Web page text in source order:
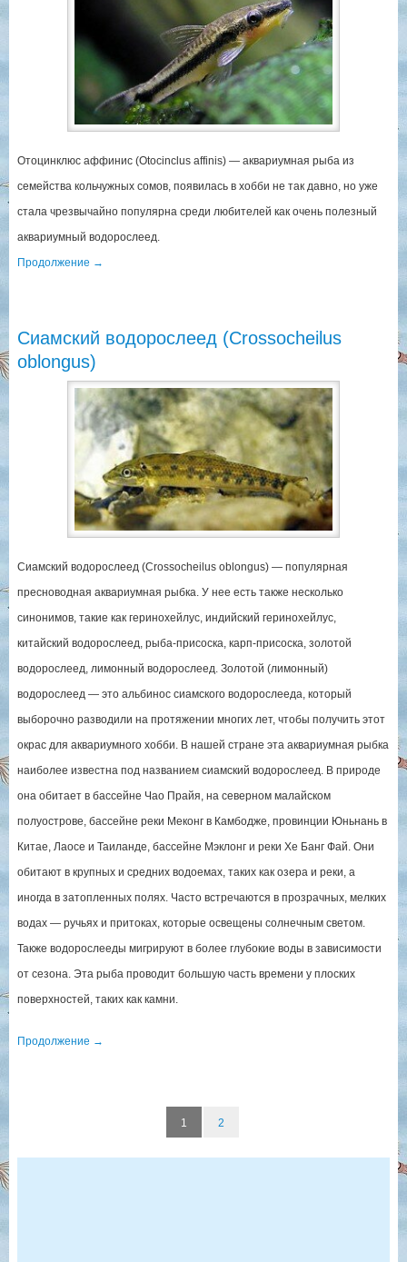
Отоцинклюс аффинис (Otocinclus affinis) — аквариумная рыба из
семейства кольчужных сомов, появилась в хобби не так давно, но уже
стала чрезвычайно популярна среди любителей как очень полезный
аквариумный водорослеед.
Продолжение →
Сиамский водорослеед (Crossocheilus
oblongus)
Сиамский водорослеед (Crossocheilus oblongus) — популярная
пресноводная аквариумная рыбка. У нее есть также несколько
синонимов, такие как геринохейлус, индийский геринохейлус,
китайский водорослеед, рыба-присоска, карп-присоска, золотой
водорослеед, лимонный водорослеед. Золотой (лимонный)
водорослеед — это альбинос сиамского водорослееда, который
выборочно разводили на протяжении многих лет, чтобы получить этот
окрас для аквариумного хобби. В нашей стране эта аквариумная рыбка
наиболее известна под названием сиамский водорослеед. В природе
она обитает в бассейне Чао Прайя, на северном малайском
полуострове, бассейне реки Меконг в Камбодже, провинции Юньнань в
Китае, Лаосе и Таиланде, бассейне Мэклонг и реки Хе Банг Фай. Они
обитают в крупных и средних водоемах, таких как озера и реки, а
иногда в затопленных полях. Часто встречаются в прозрачных, мелких
водах — ручьях и притоках, которые освещены солнечным светом.
Также водорослееды мигрируют в более глубокие воды в зависимости
от сезона. Эта рыба проводит большую часть времени у плоских
поверхностей, таких как камни.
Продолжение →
1 2